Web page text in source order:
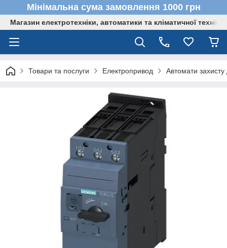
Мінімальна сума замовлення 1000 грн
Магазин електротехніки, автоматики та кліматичної техніки
Товари та послуги Електропривод Автомати захисту